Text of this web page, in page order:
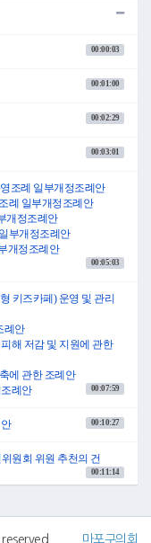
과 예산 심의에 필요한
로 검토하고, 행정업무의
별로 각 기관의 소관 업
료를 참고하시기 바라
기 바랍니다.
서 승인의 건에 대하여
로 의결하고자 하는데
례 일부개정조례안(마포
례 일부개정조례안(마포
개정조례안(오옥자 의원
부개정조례안(마포구청
개정조례안(권인순 의원
제출)
까지 행정건설위원회에서
여 주시기 바랍니다.
위원회설치및운영조례
00:00:03
00:01:00
00:02:29
00:03:01
조례 일부개정조례안
례 일부개정조례안
개정조례안
부개정조례안
개정조례안
00:05:03
키즈카페) 운영 및 관리
례안
해 저감 및 지원에 관한
에 관한 조례안
례안
00:07:59
00:10:27
원회 위원 추천의 건
00:11:14
마포구의회